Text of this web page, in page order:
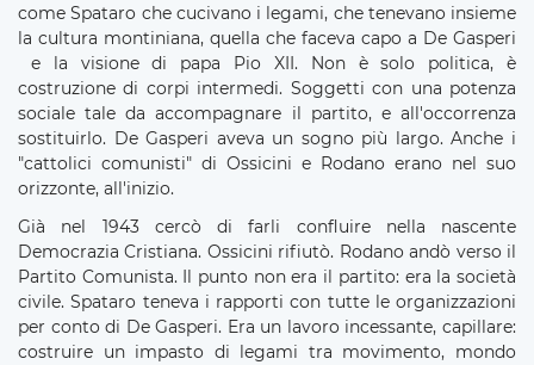
come Spataro che cucivano i legami, che tenevano insieme
la cultura montiniana, quella che faceva capo a De Gasperi
e la visione di papa Pio XII. Non è solo politica, è
costruzione di corpi intermedi. Soggetti con una potenza
sociale tale da accompagnare il partito, e all'occorrenza
sostituirlo. De Gasperi aveva un sogno più largo. Anche i
"cattolici comunisti" di Ossicini e Rodano erano nel suo
orizzonte, all'inizio.
Già nel 1943 cercò di farli confluire nella nascente
Democrazia Cristiana. Ossicini rifiutò. Rodano andò verso il
Partito Comunista. Il punto non era il partito: era la società
civile. Spataro teneva i rapporti con tutte le organizzazioni
per conto di De Gasperi. Era un lavoro incessante, capillare:
costruire un impasto di legami tra movimento, mondo